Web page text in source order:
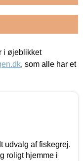
i øjeblikket
, som alle har et
udvalg af fiskegrej.
roligt hjemme i